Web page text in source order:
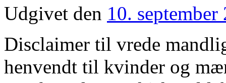
Udgivet den 10. september
Disclaimer til vrede
henvendt til kvinder og